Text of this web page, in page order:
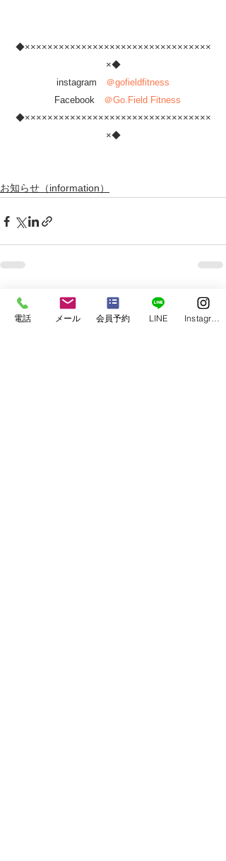
◆×××××××××××××××××××××××××××××××××
×◆
instagram ＠gofieldfitness
Facebook ＠Go.Field Fitness
◆×××××××××××××××××××××××××××××××××
×◆
お知らせ（information）
最新記事 すべて表示
電話 メール 会員予約 LINE